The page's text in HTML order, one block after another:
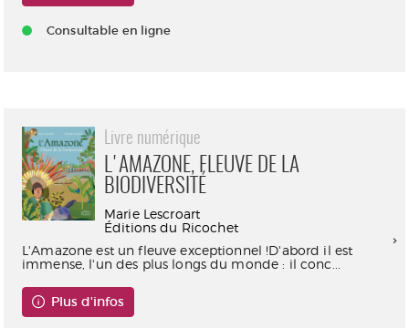
Consultable en ligne
Livre numérique
L'AMAZONE, FLEUVE DE LA
BIODIVERSITÉ
Marie Lescroart
Éditions du Ricochet
L'Amazone est un fleuve exceptionnel !D'abord il est
immense, l'un des plus longs du monde : il conc...
Plus d'infos